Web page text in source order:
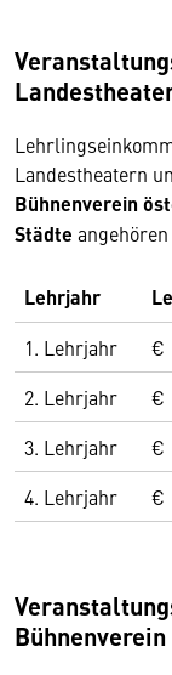
Landestheatern
Bühnenverein
Städte
Lehrjahr
1. Lehrjahr
€
2. Lehrjahr
€
3. Lehrjahr
€
4. Lehrjahr
€
Bühnenverein